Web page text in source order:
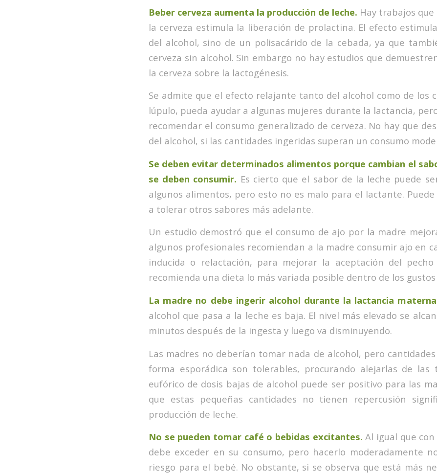
Beber cerveza aumenta la producción de leche. Hay trabajos
la cerveza estimula la liberación de prolactina. El efecto
del alcohol, sino de un polisacárido de la cebada, ya que
cerveza sin alcohol. Sin embargo no hay estudios que
la cerveza sobre la lactogénesis.
Se admite que el efecto relajante tanto del alcohol como de los
lúpulo, pueda ayudar a algunas mujeres durante la lactancia,
recomendar el consumo generalizado de cerveza. No hay que
del alcohol, si las cantidades ingeridas superan un consumo
Se deben evitar determinados alimentos porque cambian el
se deben consumir. Es cierto que el sabor de la leche puede
algunos alimentos, pero esto no es malo para el lactante. Puede
a tolerar otros sabores más adelante.
Un estudio demostró que el consumo de ajo por la madre
algunos profesionales recomiendan a la madre consumir ajo en
inducida o relactación, para mejorar la aceptación del
recomienda una dieta lo más variada posible dentro de los
La madre no debe ingerir alcohol durante la lactancia
alcohol que pasa a la leche es baja. El nivel más elevado se
minutos después de la ingesta y luego va disminuyendo.
Las madres no deberían tomar nada de alcohol, pero
forma esporádica son tolerables, procurando alejarlas de las
eufórico de dosis bajas de alcohol puede ser positivo para las
que estas pequeñas cantidades no tienen repercusión
producción de leche.
No se pueden tomar café o bebidas excitantes. Al igual que
debe exceder en su consumo, pero hacerlo moderadamente
riesgo para el bebé. No obstante, si se observa que está más